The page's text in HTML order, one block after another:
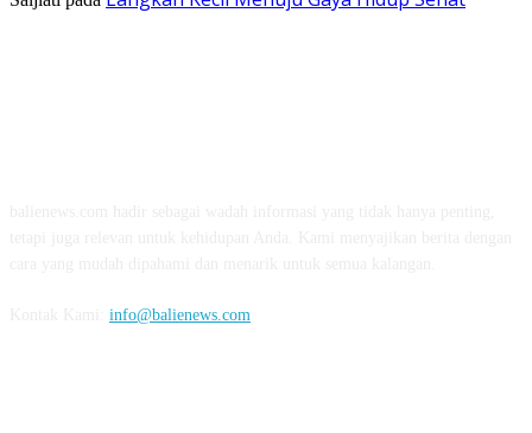
info@balienews.com